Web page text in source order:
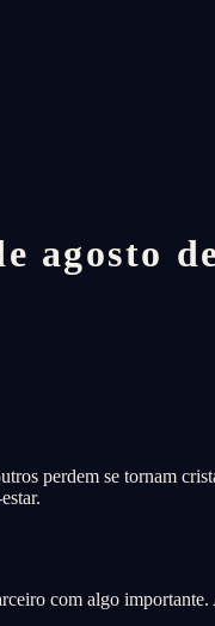
agosto
perdem se tornam
com algo importante.